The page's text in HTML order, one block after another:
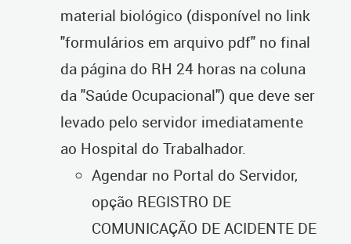
material biológico (disponível no link
"formulários em arquivo pdf" no final
da página do RH 24 horas na coluna
da "Saúde Ocupacional") que deve ser
levado pelo servidor imediatamente
ao Hospital do Trabalhador.
Agendar no Portal do Servidor,
opção REGISTRO DE
COMUNICAÇÃO DE ACIDENTE DE